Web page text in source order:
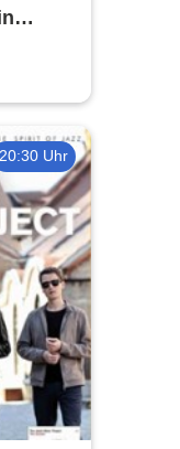
20:30 Uhr